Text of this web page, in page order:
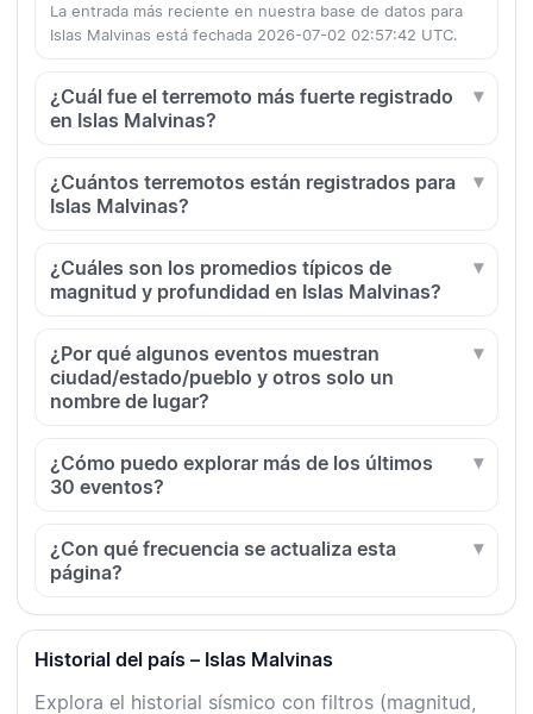
La entrada más reciente en nuestra base de datos para
Islas Malvinas está fechada 2026-07-02 02:57:42 UTC.
¿Cuál fue el terremoto más fuerte registrado
en Islas Malvinas?
¿Cuántos terremotos están registrados para
Islas Malvinas?
¿Cuáles son los promedios típicos de
magnitud y profundidad en Islas Malvinas?
¿Por qué algunos eventos muestran
ciudad/estado/pueblo y otros solo un
nombre de lugar?
¿Cómo puedo explorar más de los últimos
30 eventos?
¿Con qué frecuencia se actualiza esta
página?
Historial del país – Islas Malvinas
Explora el historial sísmico con filtros (magnitud,